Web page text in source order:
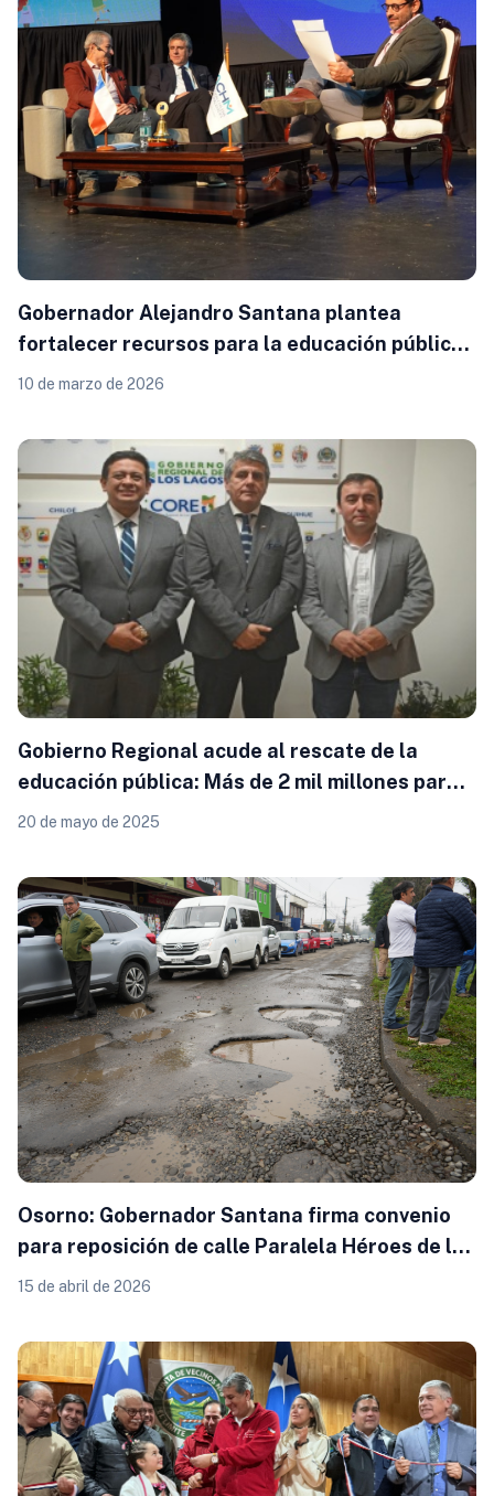
Gobernador Alejandro Santana plantea
fortalecer recursos para la educación pública
en seminario nacional sobre SLEP
10 de marzo de 2026
Gobierno Regional acude al rescate de la
educación pública: Más de 2 mil millones para
salvar escuelas en Palena y Calbuco
20 de mayo de 2025
Osorno: Gobernador Santana firma convenio
para reposición de calle Paralela Héroes de la
Concepción en Francke
15 de abril de 2026